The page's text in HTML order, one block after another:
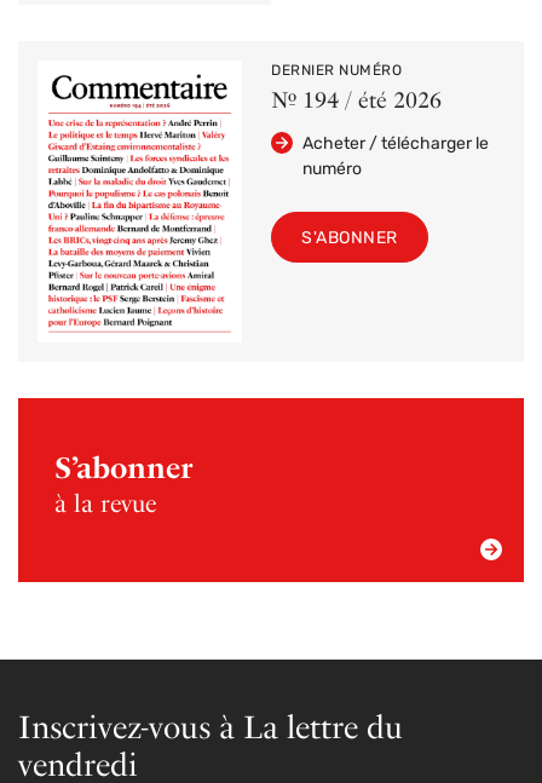
DERNIER NUMÉRO
Nº 194 / été 2026
Acheter / télécharger le
numéro
S'ABONNER
S’abonner
à la revue
Inscrivez-vous à La lettre du
vendredi